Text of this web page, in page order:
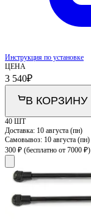
Инструкция по установке
ЦЕНА
3 540₽
В КОРЗИНУ
40 ШТ
Доставка: 10 августа (пн)
Самовывоз: 10 августа (пн)
300 ₽ (бесплатно от 7000 ₽)